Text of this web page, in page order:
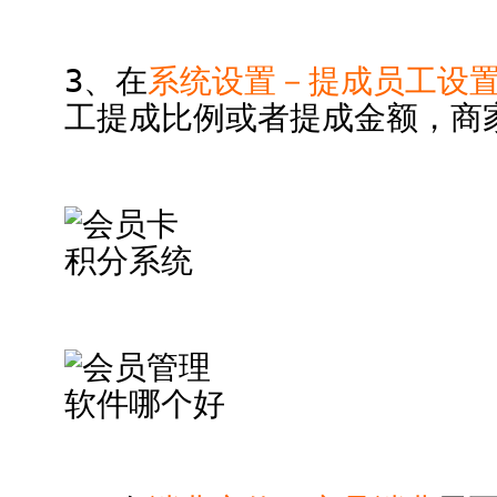
3、在系统设置－提成员工设
工提成比例或者提成金额，